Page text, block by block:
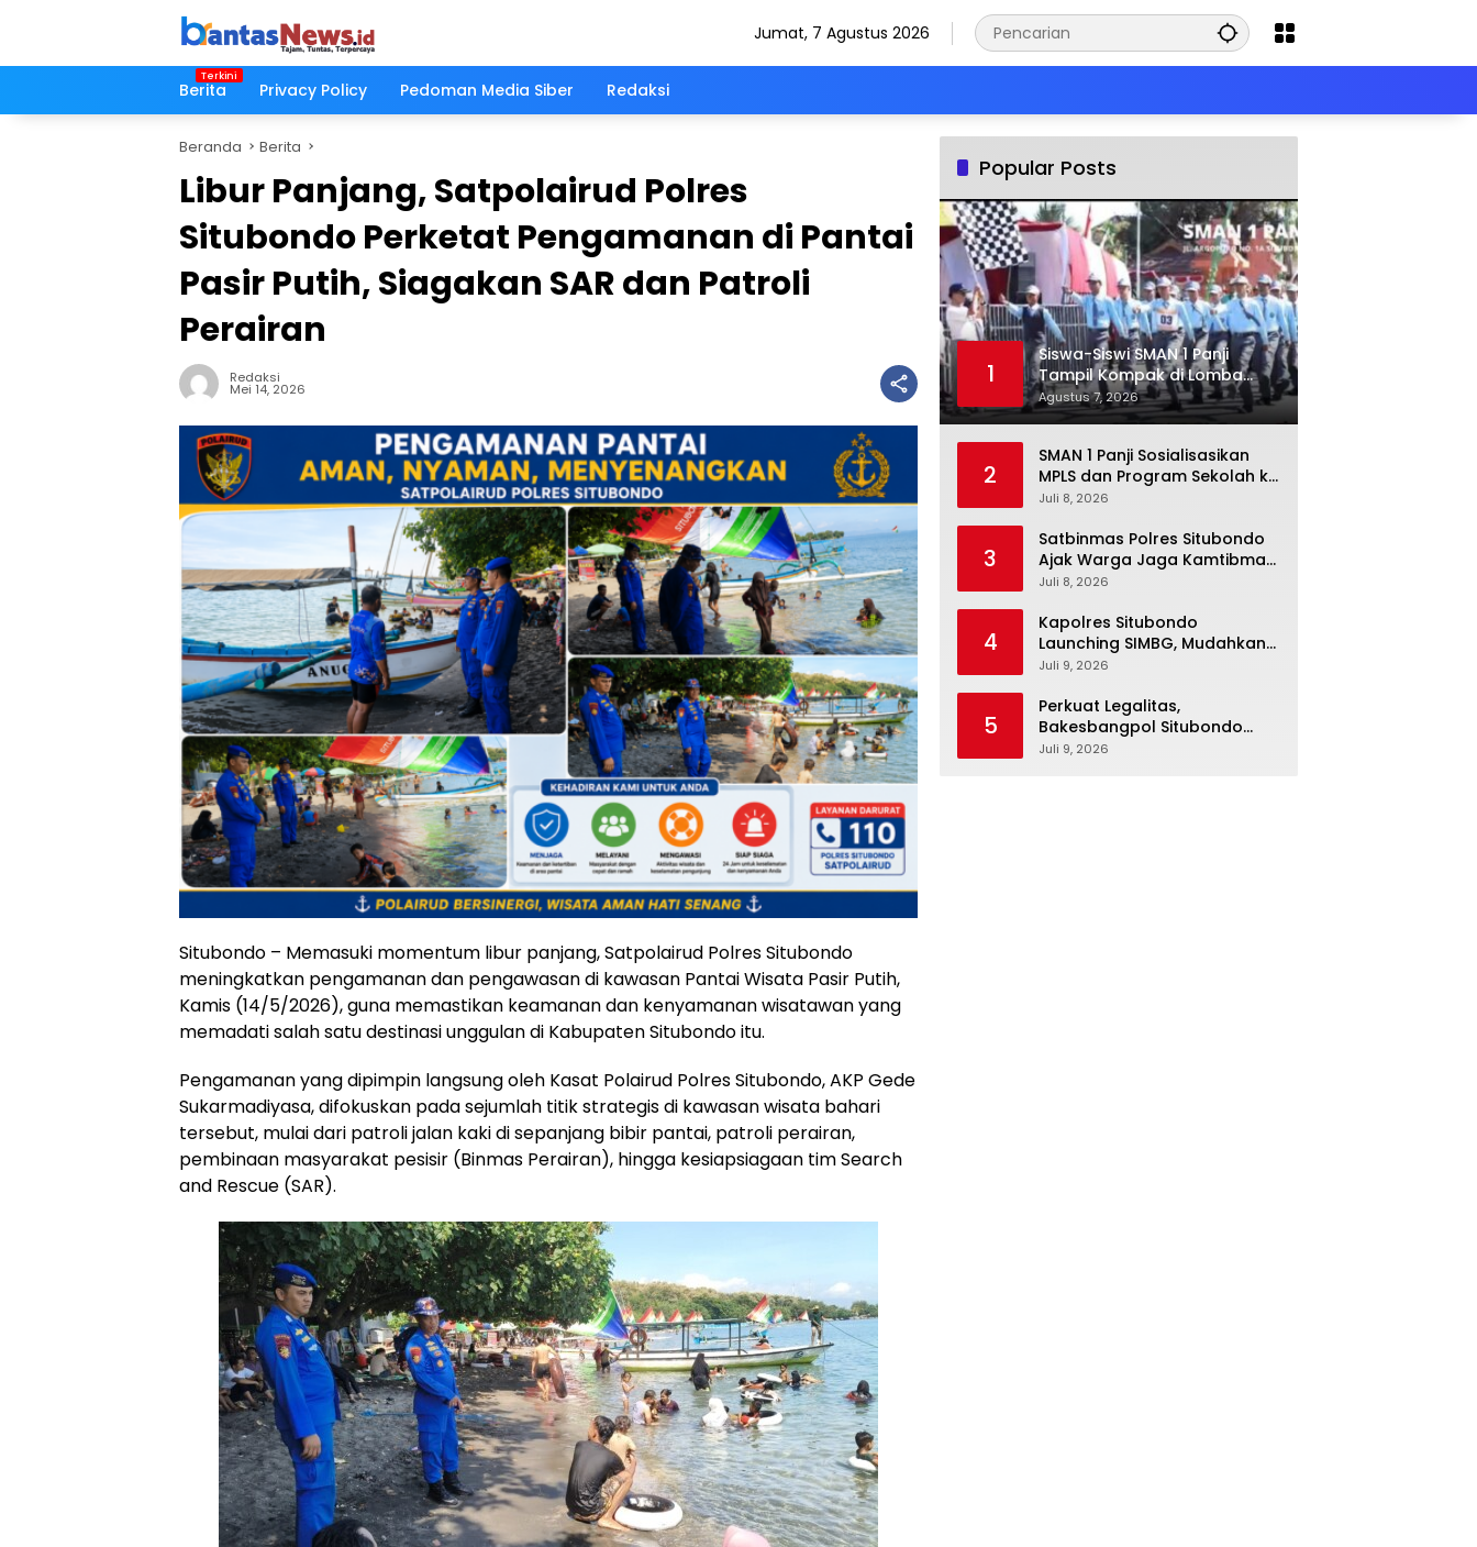
Jumat, 7 Agustus 2026
Berita Privacy Policy Pedoman Media Siber Redaksi
Beranda Berita
Libur Panjang, Satpolairud Polres
Situbondo Perketat Pengamanan di Pantai
Pasir Putih, Siagakan SAR dan Patroli
Perairan
Redaksi
Mei 14, 2026
Situbondo – Memasuki momentum libur panjang, Satpolairud Polres Situbondo
meningkatkan pengamanan dan pengawasan di kawasan Pantai Wisata Pasir Putih,
Kamis (14/5/2026), guna memastikan keamanan dan kenyamanan wisatawan yang
memadati salah satu destinasi unggulan di Kabupaten Situbondo itu.
Pengamanan yang dipimpin langsung oleh Kasat Polairud Polres Situbondo, AKP Gede
Sukarmadiyasa, difokuskan pada sejumlah titik strategis di kawasan wisata bahari
tersebut, mulai dari patroli jalan kaki di sepanjang bibir pantai, patroli perairan,
pembinaan masyarakat pesisir (Binmas Perairan), hingga kesiapsiagaan tim Search
and Rescue (SAR).
Popular Posts
1
Siswa-Siswi SMAN 1 Panji
Tampil Kompak di Lomba
Gerak Jalan
Agustus 7, 2026
2
SMAN 1 Panji Sosialisasikan
MPLS dan Program Sekolah ke
Wali Murid
Juli 8, 2026
3
Satbinmas Polres Situbondo
Ajak Warga Jaga Kamtibmas
Lewat Nobar Piala Dunia
Juli 8, 2026
4
Kapolres Situbondo
Launching SIMBG, Mudahkan
Pengelolaan dan
Bergizi Gratis
Juli 9, 2026
5
Perkuat Legalitas,
Bakesbangpol Situbondo
Tegaskan Kewajiban
Juli 9, 2026